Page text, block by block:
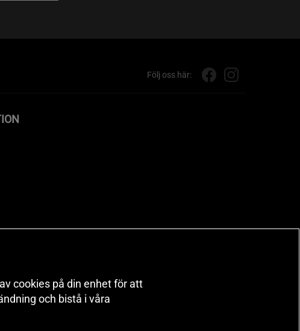
Följ oss här:
cookies på din enhet för att
och bistå i våra